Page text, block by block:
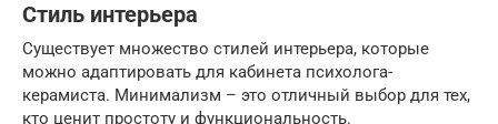
Стиль интерьера
Существует множество стилей интерьера, которые
можно адаптировать для кабинета психолога-
керамиста. Минимализм – это отличный выбор для тех,
кто ценит простоту и функциональность.